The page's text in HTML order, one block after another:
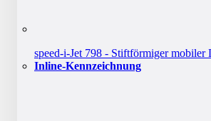
speed-i-Jet 798 - Stiftförmiger mobiler
Inline-Kennzeichnung